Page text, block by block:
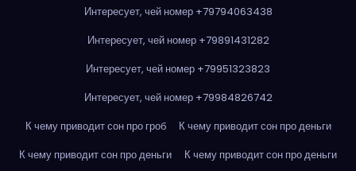
Интересует, чей номер +79794063438
Интересует, чей номер +79891431282
Интересует, чей номер +79951323823
Интересует, чей номер +79984826742
К чему приводит сон про гроб
К чему приводит сон про деньги
К чему приводит сон про деньги
К чему приводит сон про деньги